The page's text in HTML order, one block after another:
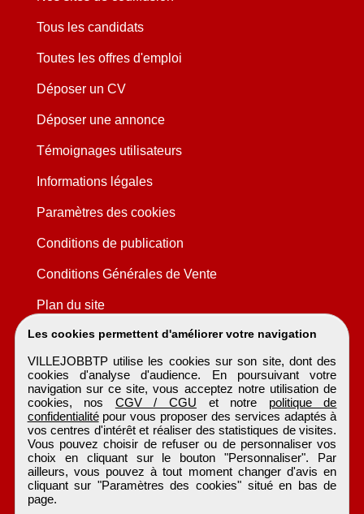
Les cookies permettent d'améliorer votre navigation
VILLEJOBBTP utilise les cookies sur son site, dont des
cookies d'analyse d'audience. En poursuivant votre
navigation sur ce site, vous acceptez notre utilisation de
cookies, nos CGV / CGU et notre politique de
confidentialitépour vous proposer des services adaptés à
vos centres d'intérêt et réaliser des statistiques de visites.
Vous pouvez choisir de refuser ou de personnaliser vos
choix en cliquant sur le bouton "Personnaliser". Par
ailleurs, vous pouvez à tout moment changer d'avis en
cliquant sur "Paramètres des cookies" situé en bas de
page.
Tous les candidats
Toutes les offres d'emploi
Déposer un CV
Déposer une annonce
Témoignages utilisateurs
Informations légales
Paramètres des cookies
Conditions de publication
Conditions Générales de Vente
Plan du site